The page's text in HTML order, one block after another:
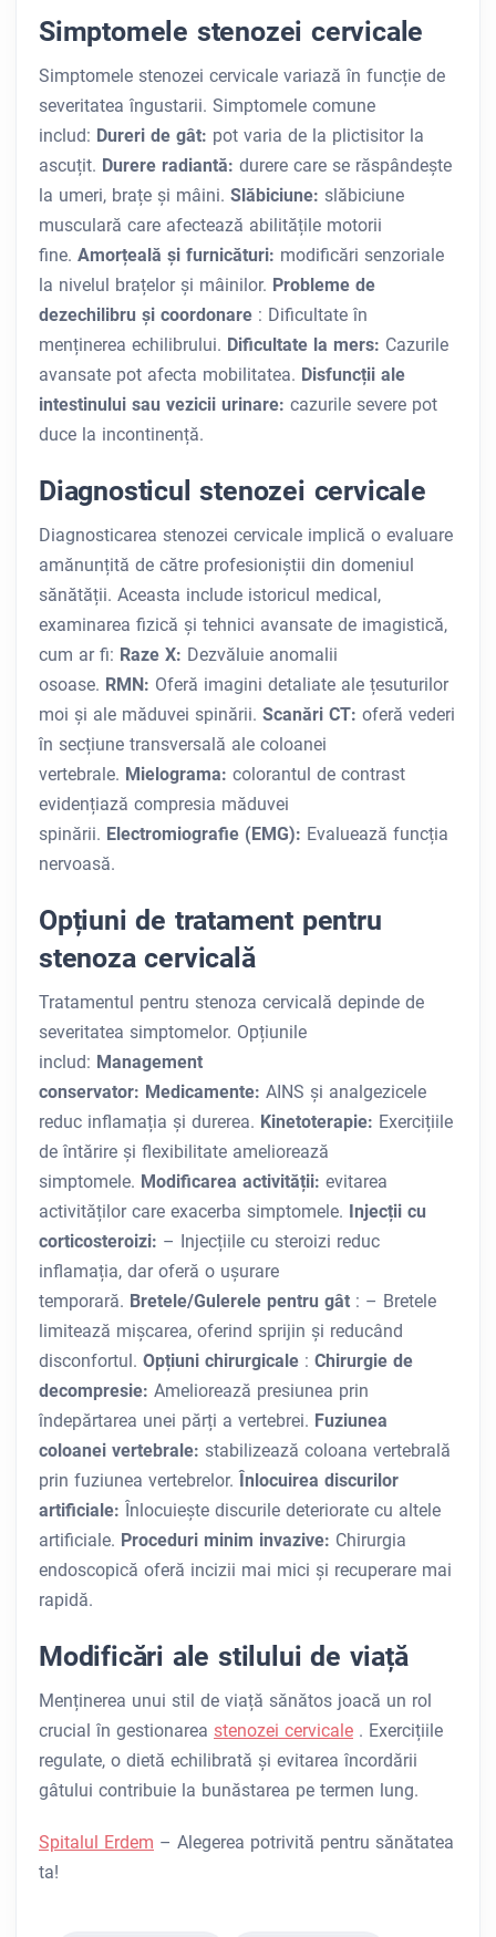
Simptomele stenozei cervicale
Simptomele stenozei cervicale variază în funcție de
severitatea îngustarii. Simptomele comune
includ: Dureri de gât: pot varia de la plictisitor la
ascuțit. Durere radiantă: durere care se răspândește
la umeri, brațe și mâini. Slăbiciune: slăbiciune
musculară care afectează abilitățile motorii
fine. Amorțeală și furnicături: modificări senzoriale
la nivelul brațelor și mâinilor. Probleme de
dezechilibru și coordonare : Dificultate în
menținerea echilibrului. Dificultate la mers: Cazurile
avansate pot afecta mobilitatea. Disfuncții ale
intestinului sau vezicii urinare: cazurile severe pot
duce la incontinență.
Diagnosticul stenozei cervicale
Diagnosticarea stenozei cervicale implică o evaluare
amănunțită de către profesioniștii din domeniul
sănătății. Aceasta include istoricul medical,
examinarea fizică și tehnici avansate de imagistică,
cum ar fi: Raze X: Dezvăluie anomalii
osoase. RMN: Oferă imagini detaliate ale țesuturilor
moi și ale măduvei spinării. Scanări CT: oferă vederi
în secțiune transversală ale coloanei
vertebrale. Mielograma: colorantul de contrast
evidențiază compresia măduvei
spinării. Electromiografie (EMG): Evaluează funcția
nervoasă.
Opțiuni de tratament pentru
stenoza cervicală
Tratamentul pentru stenoza cervicală depinde de
severitatea simptomelor. Opțiunile
includ: Management
conservator: Medicamente: AINS și analgezicele
reduc inflamația și durerea. Kinetoterapie: Exercițiile
de întărire și flexibilitate ameliorează
simptomele. Modificarea activității: evitarea
activităților care exacerba simptomele. Injecții cu
corticosteroizi: – Injecțiile cu steroizi reduc
inflamația, dar oferă o ușurare
temporară. Bretele/Gulerele pentru gât : – Bretele
limitează mișcarea, oferind sprijin și reducând
disconfortul. Opțiuni chirurgicale : Chirurgie de
decompresie: Ameliorează presiunea prin
îndepărtarea unei părți a vertebrei. Fuziunea
coloanei vertebrale: stabilizează coloana vertebrală
prin fuziunea vertebrelor. Înlocuirea discurilor
artificiale: Înlocuiește discurile deteriorate cu altele
artificiale. Proceduri minim invazive: Chirurgia
endoscopică oferă incizii mai mici și recuperare mai
rapidă.
Modificări ale stilului de viață
Menținerea unui stil de viață sănătos joacă un rol
crucial în gestionarea stenozei cervicale . Exercițiile
regulate, o dietă echilibrată și evitarea încordării
gâtului contribuie la bunăstarea pe termen lung.
Spitalul Erdem – Alegerea potrivită pentru sănătatea
ta!